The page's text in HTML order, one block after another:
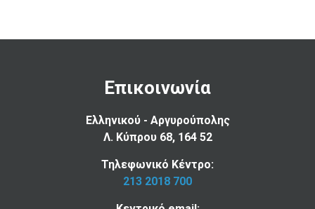
Επικοινωνία
Ελληνικού - Αργυρούπολης
Λ. Κύπρου 68, 164 52
Τηλεφωνικό Κέντρο:
213 2018 700